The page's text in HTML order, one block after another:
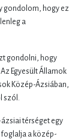
gondolom, hogy ez
a
gondolni, hogy
Egyesült Államok
Közép-Ázsiában,
szól.
térséget egy
a közép-